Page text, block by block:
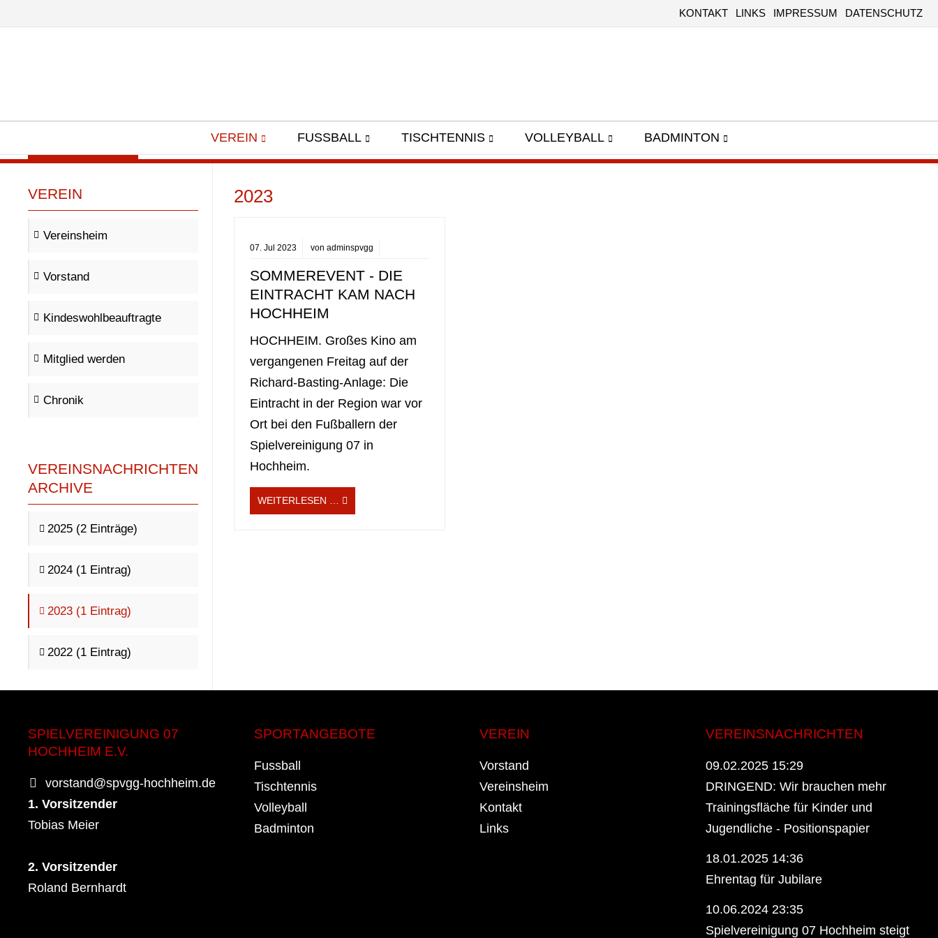
KONTAKT LINKS IMPRESSUM DATENSCHUTZ
VEREIN FUSSBALL TISCHTENNIS VOLLEYBALL BADMINTON
2023
07. Jul 2023 von adminspvgg
SOMMEREVENT - DIE
EINTRACHT KAM NACH
HOCHHEIM
HOCHHEIM. Großes Kino am
vergangenen Freitag auf der
Richard-Basting-Anlage: Die
Eintracht in der Region war vor
Ort bei den Fußballern der
Spielvereinigung 07 in
Hochheim.
WEITERLESEN …
VEREIN
Vereinsheim
Vorstand
Kindeswohlbeauftragte
Mitglied werden
Chronik
VEREINSNACHRICHTEN
ARCHIVE
2025 (2 Einträge)
2024 (1 Eintrag)
2023 (1 Eintrag)
2022 (1 Eintrag)
SPIELVEREINIGUNG 07
HOCHHEIM E.V.
vorstand@spvgg-hochheim.de
1. Vorsitzender
Tobias Meier
2. Vorsitzender
Roland Bernhardt
SPORTANGEBOTE
Fussball
Tischtennis
Volleyball
Badminton
VEREIN
Vorstand
Vereinsheim
Kontakt
Links
VEREINSNACHRICHTEN
09.02.2025 15:29
DRINGEND: Wir brauchen mehr
Trainingsfläche für Kinder und
Jugendliche - Positionspapier
18.01.2025 14:36
Ehrentag für Jubilare
10.06.2024 23:35
Spielvereinigung 07 Hochheim steigt